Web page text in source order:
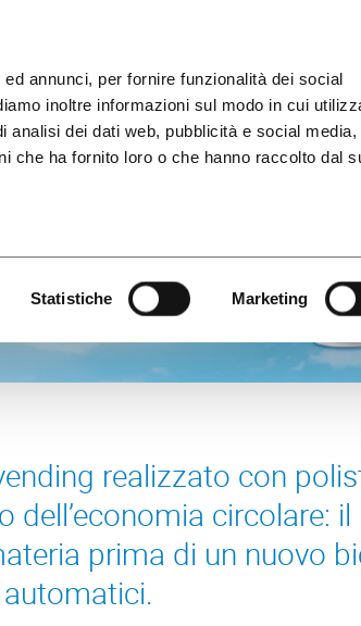
annunci, per fornire funzionalità dei social
inoltre informazioni sul modo in cui
dei dati web, pubblicità e social media,
che ha fornito loro o che hanno raccolto dal
Statistiche Marketing
realizzato con
circolare:
prima di un nuovo
automatici.